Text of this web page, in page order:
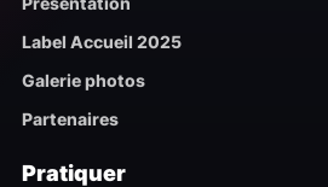
Label Accueil 2025
Galerie photos
Partenaires
Pratiquer